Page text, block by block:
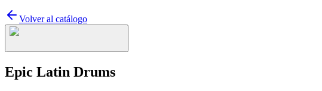
Volver al catálogo
Epic Latin Drums